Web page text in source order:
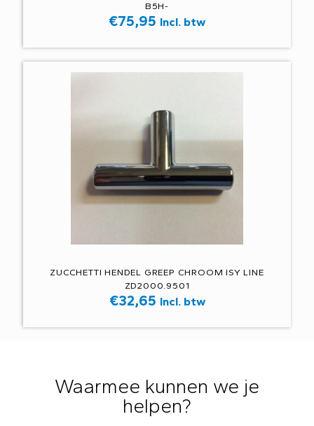
B5H-
€75,95 Incl. btw
ZUCCHETTI HENDEL GREEP CHROOM ISY LINE
ZD2000.9501
€32,65 Incl. btw
Waarmee kunnen we je
helpen?